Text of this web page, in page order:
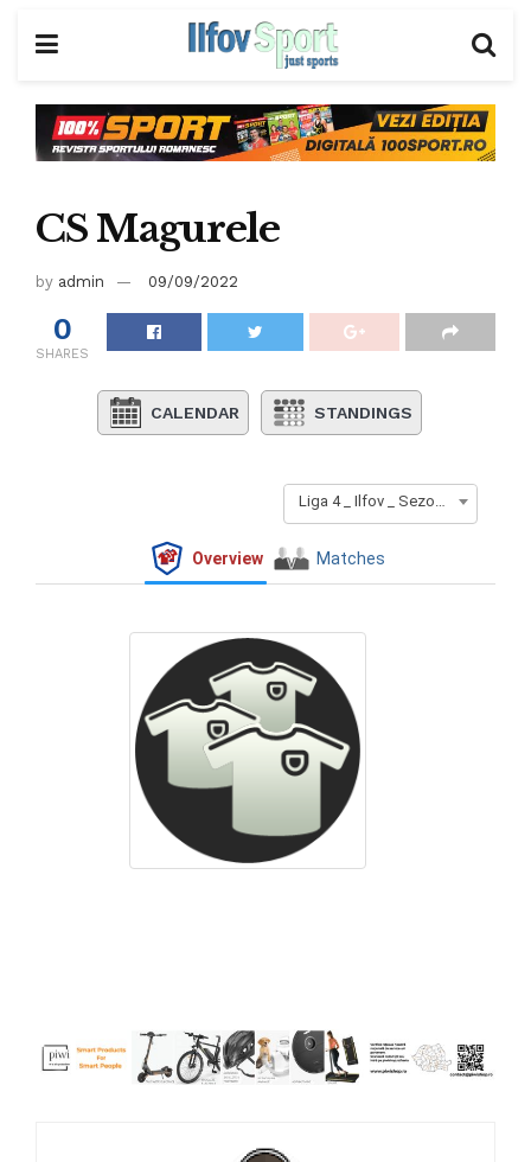
CS Magurele
by admin 09/09/2022
0
SHARES
CALENDAR STANDINGS
Overview Matches